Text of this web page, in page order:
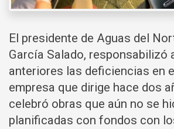
El presidente de Aguas del
García Salado, responsabilizó
anteriores las deficiencias en
empresa que dirige hace dos
celebró obras que aún no se
planificadas con fondos con